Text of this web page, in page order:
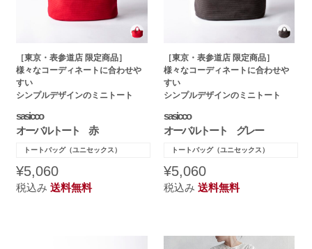
［東京・表参道店 限定商品］
様々なコーディネートに合わせや
すい
シンプルデザインのミニトート
sasicco
オーバルトート 赤
トートバッグ（ユニセックス）
¥5,060
税込み送料無料
［東京・表参道店 限定商品］
様々なコーディネートに合わせや
すい
シンプルデザインのミニトート
sasicco
オーバルトート グレー
トートバッグ（ユニセックス）
¥5,060
税込み送料無料